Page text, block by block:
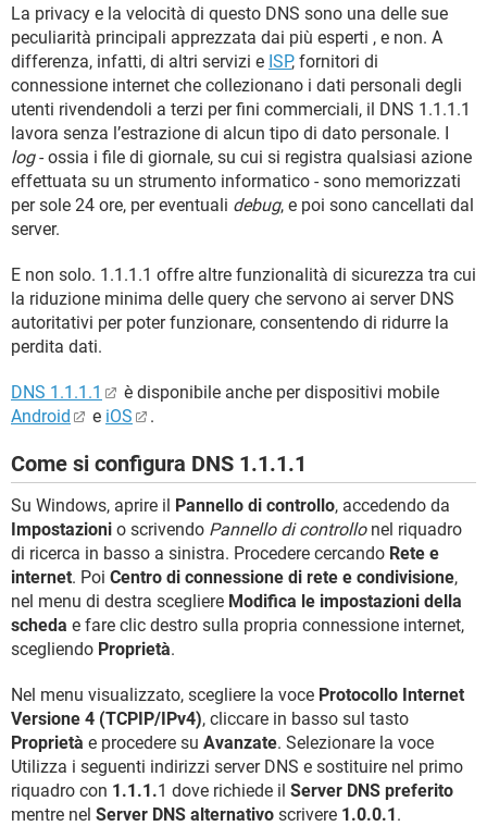
La privacy e la velocità di questo DNS sono una delle sue
peculiarità principali apprezzata dai più esperti , e non. A
differenza, infatti, di altri servizi e ISP, fornitori di
connessione internet che collezionano i dati personali degli
utenti rivendendoli a terzi per fini commerciali, il DNS 1.1.1.1
lavora senza l’estrazione di alcun tipo di dato personale. I
log- ossia i file di giornale, su cui si registra qualsiasi azione
effettuata su un strumento informatico - sono memorizzati
per sole 24 ore, per eventuali debug, e poi sono cancellati dal
server.
E non solo. 1.1.1.1 offre altre funzionalità di sicurezza tra cui
la riduzione minima delle query che servono ai server DNS
autoritativi per poter funzionare, consentendo di ridurre la
perdita dati.
DNS 1.1.1.1
è disponibile anche per dispositivi mobile
Android
e iOS .
Come si configura DNS 1.1.1.1
Su Windows, aprire il Pannello di controllo, accedendo da
Impostazioni o scrivendo Pannello di controllonel riquadro
di ricerca in basso a sinistra. Procedere cercando Rete e
internet. Poi Centro di connessione di rete e condivisione,
nel menu di destra scegliere Modifica le impostazioni della
scheda e fare clic destro sulla propria connessione internet,
scegliendo Proprietà.
Nel menu visualizzato, scegliere la voce Protocollo Internet
Versione 4 (TCPIP/IPv4), cliccare in basso sul tasto
Proprietà e procedere su Avanzate. Selezionare la voce
Utilizza i seguenti indirizzi server DNS e sostituire nel primo
riquadro con 1.1.1.1 dove richiede il Server DNS preferito
mentre nel Server DNS alternativo scrivere 1.0.0.1.